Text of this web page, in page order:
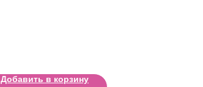
Добавить в корзину